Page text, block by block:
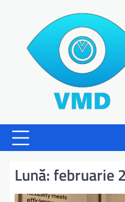
Lună: februarie